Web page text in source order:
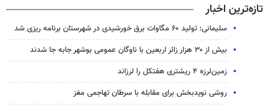
تازه‌ترین اخبار
سلیمانی: تولید ۶۰ مگاوات برق خورشیدی در شهرستان برنامه ریزی شد
بیش از ۳۰ هزار زائر اربعین با ناوگان عمومی بوشهر جابه جا شدند
زمین‌لرزه ۴ ریشتری هفتکل را لرزاند
روشی نویدبخش برای مقابله با سرطان تهاجمی مغز